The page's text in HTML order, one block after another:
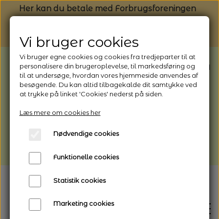
Her kan du betale med Forbrugsforeningen
BEMÆRK: Butikken har ferielukket* fra
1/8 - 9/8 - 2026
*Webshoppen er åben og sender hele
afhentning
Vi gør opmærksom på, at der kan være lidt
længere leveringstid
Vi bruger cookies
Vi bruger egne cookies og cookies fra tredjeparter til at
personalisere din brugeroplevelse, til markedsføring og
til at undersøge, hvordan vores hjemmeside anvendes af
besøgende. Du kan altid tilbagekalde dit samtykke ved
at trykke på linket 'Cookies' nederst på siden.
Læs mere om cookies her
Nødvendige cookies
Funktionelle cookies
Statistik cookies
Marketing cookies